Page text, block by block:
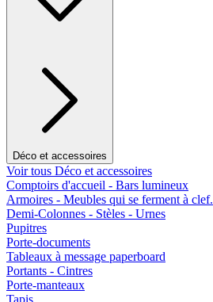
Déco et accessoires
Voir tous Déco et accessoires
Comptoirs d'accueil - Bars lumineux
Armoires - Meubles qui se ferment à clef.
Demi-Colonnes - Stèles - Urnes
Pupitres
Porte-documents
Tableaux à message paperboard
Portants - Cintres
Porte-manteaux